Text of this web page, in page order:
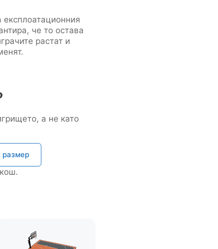
че то остава
растат и
а не като
размер